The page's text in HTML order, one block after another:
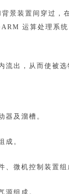
景装置间穿过，
运算处理系
出，从而使被选
器及溜槽。
成。
、微机控制装置组
源组成。